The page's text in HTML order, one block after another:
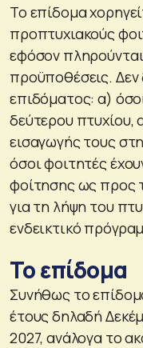
Το επίδομα
προπτυχιακούς
εφόσον
προϋποθέσεις. Δεν
επιδόματος: α)
δεύτερου
εισαγωγής τους
όσοι φοιτητές
φοίτησης ως προς
για τη λήψη του
ενδεικτικό
Το επίδομα
Συνήθως το
έτους δηλαδή
2027, ανάλογα το